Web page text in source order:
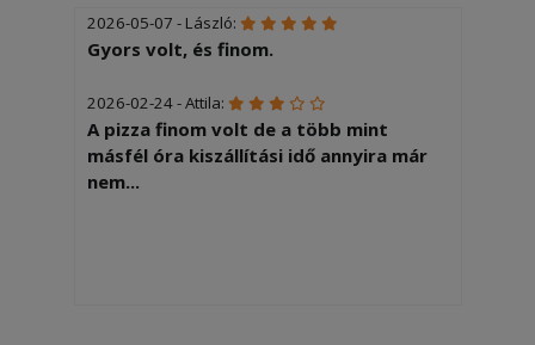
2026-05-07 - László:
Gyors volt, és finom.
2026-02-24 - Attila:
A pizza finom volt de a több mint
másfél óra kiszállítási idő annyira már
nem...